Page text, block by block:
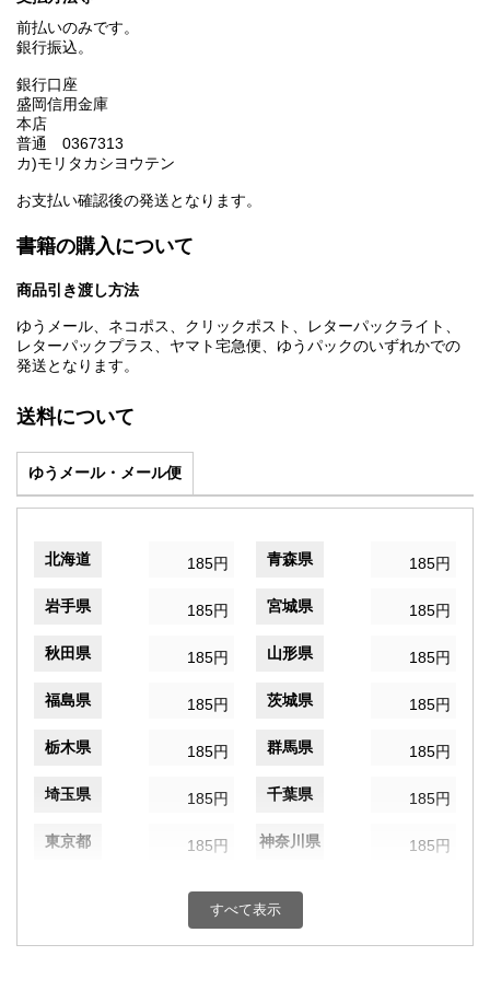
前払いのみです。
銀行振込。
銀行口座
盛岡信用金庫
本店
普通 0367313
カ)モリタカシヨウテン
お支払い確認後の発送となります。
書籍の購入について
商品引き渡し方法
ゆうメール、ネコポス、クリックポスト、レターパックライト、
レターパックプラス、ヤマト宅急便、ゆうパックのいずれかでの
発送となります。
送料について
ゆうメール・メール便
北海道 185円 青森県 185円
岩手県 185円 宮城県 185円
秋田県 185円 山形県 185円
福島県 185円 茨城県 185円
栃木県 185円 群馬県 185円
埼玉県 185円 千葉県 185円
東京都 185円 神奈川県 185円
185円 富山県
すべて表示